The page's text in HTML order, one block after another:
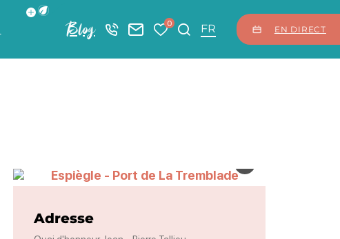
Afficher la barre de navigation du mode éco
Blog +33 5 46 08 21 00
Nous contacter
Mes favoris
0 Je recherche
FR EN DIRECT
Espiègle – Port de La Tremblade, ©
Adresse